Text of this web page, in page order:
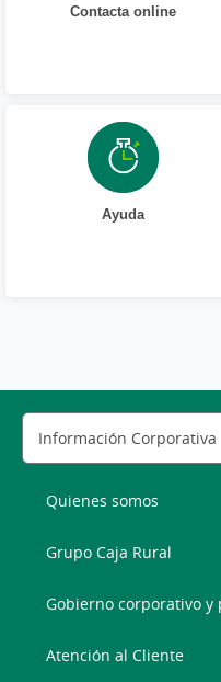
Contacta online
Ayuda
Quienes somos
Grupo Caja Rural
Gobierno corporativo
Atención al Cliente